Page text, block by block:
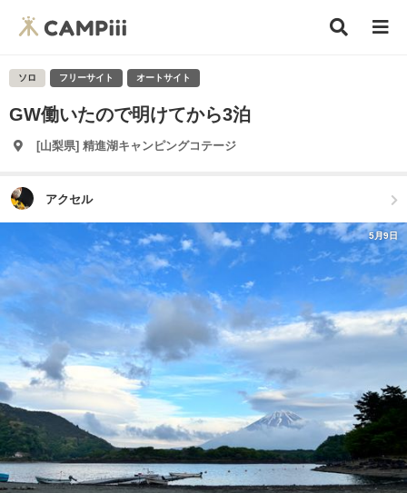
ソロ フリーサイト オートサイト
GW働いたので明けてから3泊
[山梨県] 精進湖キャンピングコテージ
アクセル
5月9日